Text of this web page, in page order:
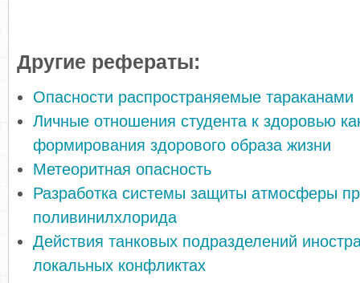
Другие рефераты:
Опасности распространяемые тараканами
Личные отношения студента к здоровью
формирования здорового образа жизни
Метеоритная опасность
Разработка системы защиты атмосферы
поливинилхлорида
Действия танковых подразделений
локальных конфликтах